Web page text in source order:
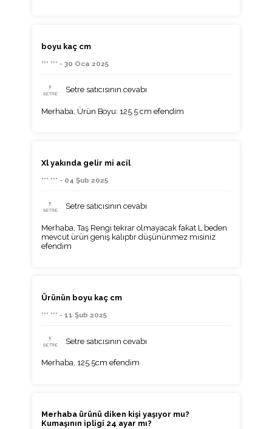
boyu kaç cm
*** *** - 30 Oca 2025
Setre satıcısının cevabı
Merhaba, Ürün Boyu: 125.5 cm efendim
Xl yakında gelir mi acil
*** *** - 04 Şub 2025
Setre satıcısının cevabı
Merhaba, Taş Rengi tekrar olmayacak fakat L beden
mevcut ürün geniş kalıptır düşününmez misiniz
efendim
Ürünün boyu kaç cm
*** *** - 11 Şub 2025
Setre satıcısının cevabı
Merhaba, 125.5cm efendim
Merhaba ürünü diken kişi yaşıyor mu?
Kumaşının ipligi 24 ayar mı?